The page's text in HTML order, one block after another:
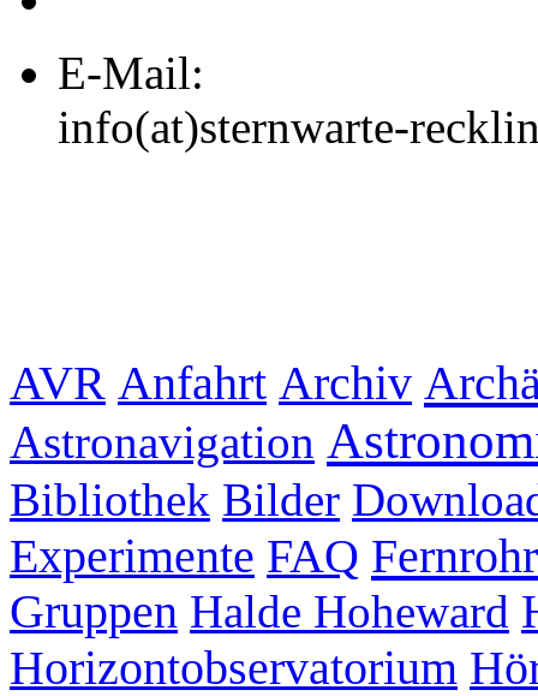
E-Mail:
info(at)sternwarte-
AVR Anfahrt Archiv
Astronavigation
Bibliothek Bilder
Experimente FAQ Fernrohr
Gruppen Halde Hoheward
Horizontobservatorium